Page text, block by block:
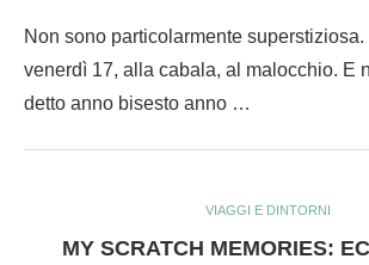
Non sono particolarmente
venerdì 17, alla cabala, al malocchio. E
detto anno bisesto anno …
VIAGGI E DINTORNI
MY SCRATCH MEMORIES: